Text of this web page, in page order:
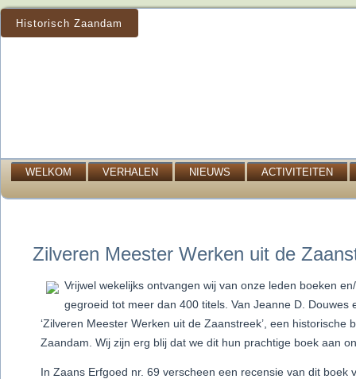
Historisch Zaandam
WELKOM VERHALEN NIEUWS ACTIVITEITEN
Zilveren Meester Werken uit de
Vrijwel wekelijks ontvangen wij van onze leden boeken
gegroeid tot meer dan 400 titels. Van Jeanne D.
‘Zilveren Meester Werken uit de Zaanstreek’, een
Zaandam. Wij zijn erg blij dat we dit hun prachtige boek aan
In Zaans Erfgoed nr. 69 verscheen een recensie van dit